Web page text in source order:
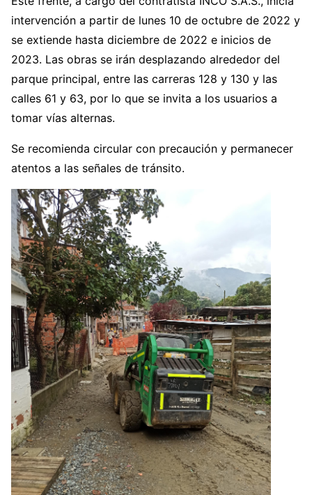
intervención a partir de lunes 10 de octubre de 2022 y
se extiende hasta diciembre de 2022 e inicios de
2023. Las obras se irán desplazando alrededor del
parque principal, entre las carreras 128 y 130 y las
calles 61 y 63, por lo que se invita a los usuarios a
tomar vías alternas.
Se recomienda circular con precaución y permanecer
atentos a las señales de tránsito.